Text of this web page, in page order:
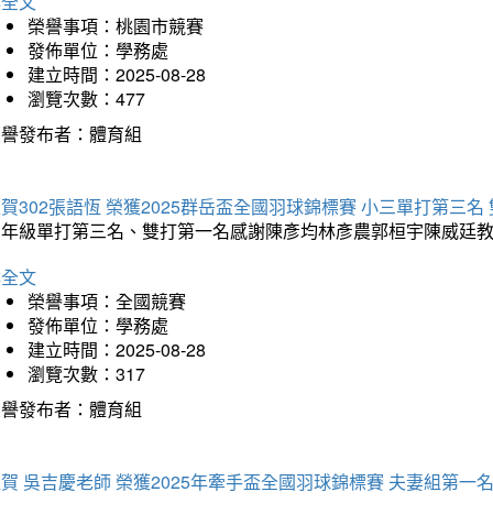
榮譽事項：桃園市競賽
發佈單位：學務處
建立時間：2025-08-28
瀏覽次數：477
發布者：體育組
302張語恆 榮獲2025群岳盃全國羽球錦標賽 小三單打第三名
級單打第三名、雙打第一名感謝陳彥均林彥農郭桓宇陳威廷
文
榮譽事項：全國競賽
發佈單位：學務處
建立時間：2025-08-28
瀏覽次數：317
發布者：體育組
吳吉慶老師 榮獲2025年牽手盃全國羽球錦標賽 夫妻組第一名